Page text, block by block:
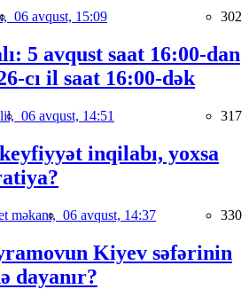
06 avqust, 15:09 302
5 avqust saat 16:00-dan
cı il saat 16:00-dək
06 avqust, 14:51 317
inqilabı, yoxsa
məkanı, 06 avqust, 14:37 330
Kiyev səfərinin
dayanır?